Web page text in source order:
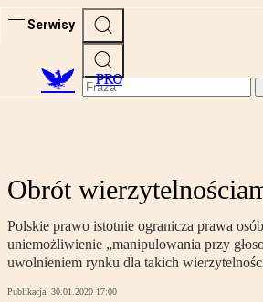
Serwisy
PRO
Obrót
Polskie prawo istotnie ogranicza prawa
uniemożliwienie „manipulowania przy
uwolnieniem rynku dla takich
Publikacja: 30.01.2020 17:00